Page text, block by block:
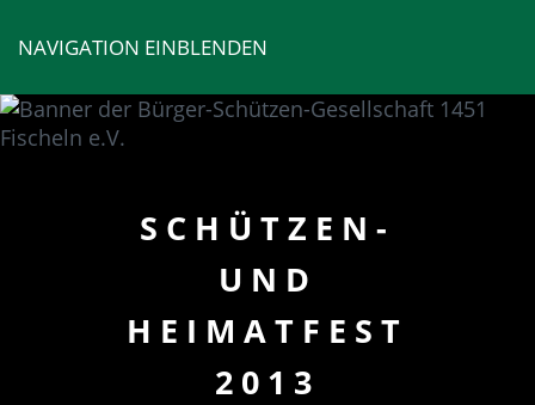
NAVIGATION EINBLENDEN
SCHÜTZEN-
UND
HEIMATFEST
2013